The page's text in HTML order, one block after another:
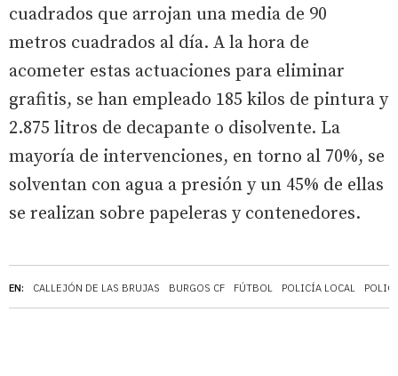
EN: CALLEJÓN DE LAS BRUJAS BURGOS CF FÚTBOL POLICÍA LOCAL
cuadrados que arrojan una media de 90
metros cuadrados al día. A la hora de
acometer estas actuaciones para eliminar
grafitis, se han empleado 185 kilos de pintura y
2.875 litros de decapante o disolvente. La
mayoría de intervenciones, en torno al 70%, se
solventan con agua a presión y un 45% de ellas
se realizan sobre papeleras y contenedores.